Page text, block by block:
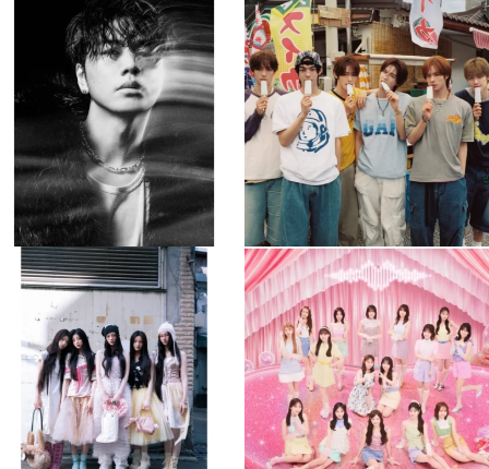
💡8月特番放送決定！
...
8月 4
477 0
💡8月特番放送決定！
...
8月 4
6 0
musicjapantv
💡8月特番放送決定！
8月 4
2 0
musicjapantv
💡8月特番放送決定！
...
8月 4
2 0